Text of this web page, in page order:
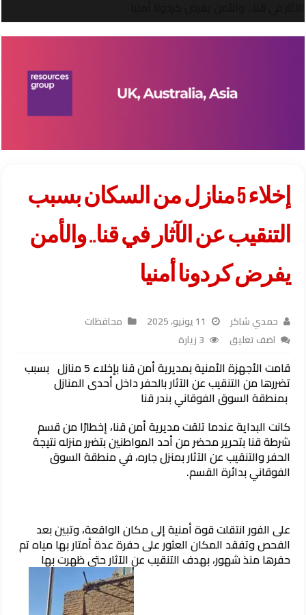
إخلاء 5 منازل من السكان بسبب
التنقيب عن الآثار في قنا.. والأمن
يفرض كردونا أمنيا
حمدي شاكر 11 يونيو، 2025
محافظات
اضف تعليق
3 زيارة
قامت الأجهزة الأمنية بمديرية أمن قنا بإخلاء 5 منازل بسبب
تضررها من التنقيب عن الآثار بالحفر داخل أحدى المنازل
بمنطقة السوق الفوقاني بندر قنا
كانت البداية عندما تلقت مديرية أمن قنا، إخطارًا من قسم
شرطة قنا بتحرير محضر من أحد المواطنين بتضرر منزله نتيجة
الحفر والتنقيب عن الآثار بمنزل جاره، في منطقة السوق
الفوقاني بدائرة القسم.
على الفور انتقلت قوة أمنية إلى مكان الواقعة، وتبين بعد
الفحص وتفقد المكان العثور على حفرة عدة أمتار بها مياه تم
حفرها منذ شهور، بهدف التنقيب عن الآثار حتى ظهرت بها